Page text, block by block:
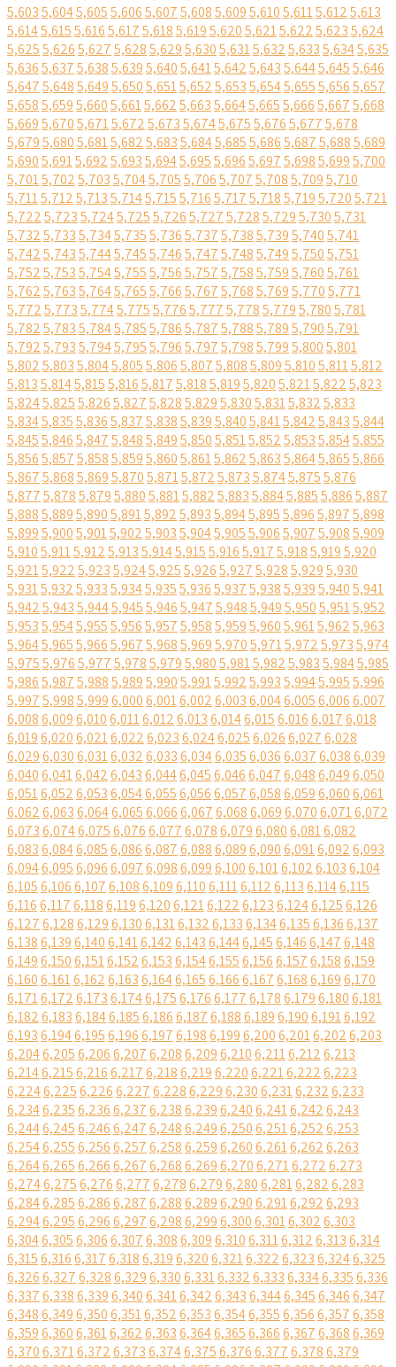
5,6035,6045,6055,6065,6075,6085,6095,6105,6115,6125,613
5,6145,6155,6165,6175,6185,6195,6205,6215,6225,6235,624
5,6255,6265,6275,6285,6295,6305,6315,6325,6335,6345,635
5,6365,6375,6385,6395,6405,6415,6425,6435,6445,6455,646
5,6475,6485,6495,6505,6515,6525,6535,6545,6555,6565,657
5,6585,6595,6605,6615,6625,6635,6645,6655,6665,6675,668
5,6695,6705,6715,6725,6735,6745,6755,6765,6775,678
5,6795,6805,6815,6825,6835,6845,6855,6865,6875,6885,689
5,6905,6915,6925,6935,6945,6955,6965,6975,6985,6995,700
5,7015,7025,7035,7045,7055,7065,7075,7085,7095,710
5,7115,7125,7135,7145,7155,7165,7175,7185,7195,7205,721
5,7225,7235,7245,7255,7265,7275,7285,7295,7305,731
5,7325,7335,7345,7355,7365,7375,7385,7395,7405,741
5,7425,7435,7445,7455,7465,7475,7485,7495,7505,751
5,7525,7535,7545,7555,7565,7575,7585,7595,7605,761
5,7625,7635,7645,7655,7665,7675,7685,7695,7705,771
5,7725,7735,7745,7755,7765,7775,7785,7795,7805,781
5,7825,7835,7845,7855,7865,7875,7885,7895,7905,791
5,7925,7935,7945,7955,7965,7975,7985,7995,8005,801
5,8025,8035,8045,8055,8065,8075,8085,8095,8105,8115,812
5,8135,8145,8155,8165,8175,8185,8195,8205,8215,8225,823
5,8245,8255,8265,8275,8285,8295,8305,8315,8325,833
5,8345,8355,8365,8375,8385,8395,8405,8415,8425,8435,844
5,8455,8465,8475,8485,8495,8505,8515,8525,8535,8545,855
5,8565,8575,8585,8595,8605,8615,8625,8635,8645,8655,866
5,8675,8685,8695,8705,8715,8725,8735,8745,8755,876
5,8775,8785,8795,8805,8815,8825,8835,8845,8855,8865,887
5,8885,8895,8905,8915,8925,8935,8945,8955,8965,8975,898
5,8995,9005,9015,9025,9035,9045,9055,9065,9075,9085,909
5,9105,9115,9125,9135,9145,9155,9165,9175,9185,9195,920
5,9215,9225,9235,9245,9255,9265,9275,9285,9295,930
5,9315,9325,9335,9345,9355,9365,9375,9385,9395,9405,941
5,9425,9435,9445,9455,9465,9475,9485,9495,9505,9515,952
5,9535,9545,9555,9565,9575,9585,9595,9605,9615,9625,963
5,9645,9655,9665,9675,9685,9695,9705,9715,9725,9735,974
5,9755,9765,9775,9785,9795,9805,9815,9825,9835,9845,985
5,9865,9875,9885,9895,9905,9915,9925,9935,9945,9955,996
5,9975,9985,9996,0006,0016,0026,0036,0046,0056,0066,007
6,0086,0096,0106,0116,0126,0136,0146,0156,0166,0176,018
6,0196,0206,0216,0226,0236,0246,0256,0266,0276,028
6,0296,0306,0316,0326,0336,0346,0356,0366,0376,0386,039
6,0406,0416,0426,0436,0446,0456,0466,0476,0486,0496,050
6,0516,0526,0536,0546,0556,0566,0576,0586,0596,0606,061
6,0626,0636,0646,0656,0666,0676,0686,0696,0706,0716,072
6,0736,0746,0756,0766,0776,0786,0796,0806,0816,082
6,0836,0846,0856,0866,0876,0886,0896,0906,0916,0926,093
6,0946,0956,0966,0976,0986,0996,1006,1016,1026,1036,104
6,1056,1066,1076,1086,1096,1106,1116,1126,1136,1146,115
6,1166,1176,1186,1196,1206,1216,1226,1236,1246,1256,126
6,1276,1286,1296,1306,1316,1326,1336,1346,1356,1366,137
6,1386,1396,1406,1416,1426,1436,1446,1456,1466,1476,148
6,1496,1506,1516,1526,1536,1546,1556,1566,1576,1586,159
6,1606,1616,1626,1636,1646,1656,1666,1676,1686,1696,170
6,1716,1726,1736,1746,1756,1766,1776,1786,1796,1806,181
6,1826,1836,1846,1856,1866,1876,1886,1896,1906,1916,192
6,1936,1946,1956,1966,1976,1986,1996,2006,2016,2026,203
6,2046,2056,2066,2076,2086,2096,2106,2116,2126,213
6,2146,2156,2166,2176,2186,2196,2206,2216,2226,223
6,2246,2256,2266,2276,2286,2296,2306,2316,2326,233
6,2346,2356,2366,2376,2386,2396,2406,2416,2426,243
6,2446,2456,2466,2476,2486,2496,2506,2516,2526,253
6,2546,2556,2566,2576,2586,2596,2606,2616,2626,263
6,2646,2656,2666,2676,2686,2696,2706,2716,2726,273
6,2746,2756,2766,2776,2786,2796,2806,2816,2826,283
6,2846,2856,2866,2876,2886,2896,2906,2916,2926,293
6,2946,2956,2966,2976,2986,2996,3006,3016,3026,303
6,3046,3056,3066,3076,3086,3096,3106,3116,3126,3136,314
6,3156,3166,3176,3186,3196,3206,3216,3226,3236,3246,325
6,3266,3276,3286,3296,3306,3316,3326,3336,3346,3356,336
6,3376,3386,3396,3406,3416,3426,3436,3446,3456,3466,347
6,3486,3496,3506,3516,3526,3536,3546,3556,3566,3576,358
6,3596,3606,3616,3626,3636,3646,3656,3666,3676,3686,369
6,3706,3716,3726,3736,3746,3756,3766,3776,3786,379